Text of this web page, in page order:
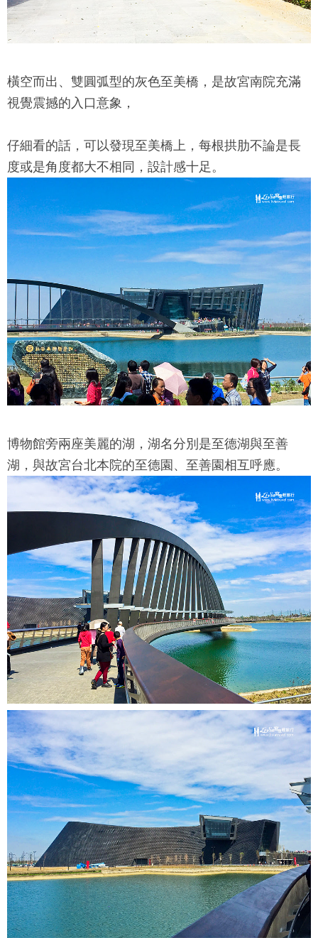
橫空而出、雙圓弧型的灰色至美橋，是故宮南院充滿
視覺震撼的入口意象，
仔細看的話，可以發現至美橋上，每根拱肋不論是長
度或是角度都大不相同，設計感十足。
博物館旁兩座美麗的湖，湖名分別是至德湖與至善
湖，與故宮台北本院的至德園、至善園相互呼應。